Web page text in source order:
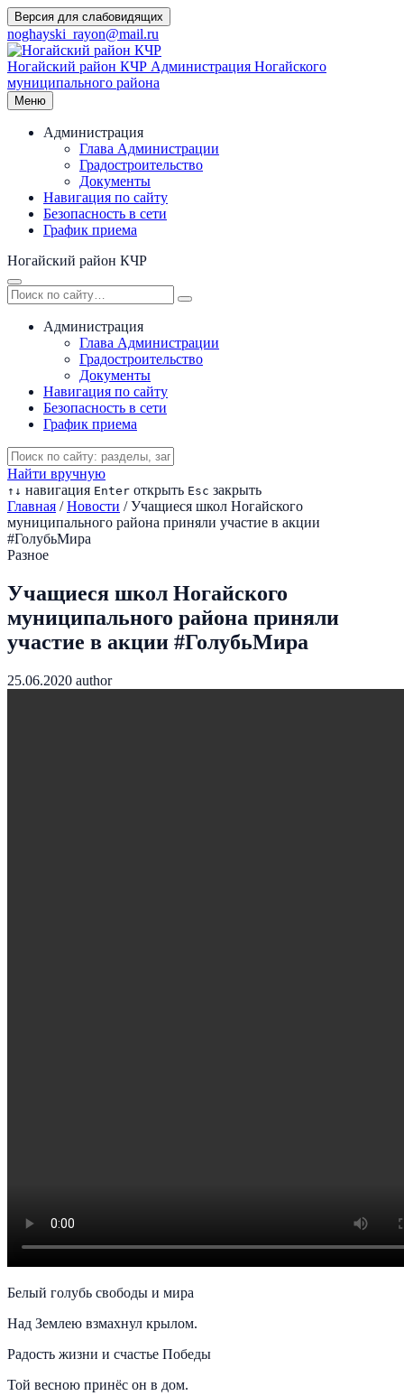
Перейти
к
содержимому
Версия для слабовидящих
noghayski_rayon@mail.ru
Ногайский район КЧР Администрация Ногайского
муниципального района
Меню
Администрация
Глава Администрации
Градостроительство
Документы
Навигация по сайту
Безопасность в сети
График приема
Ногайский район КЧР
Администрация
Глава Администрации
Градостроительство
Документы
Навигация по сайту
Безопасность в сети
График приема
Найти вручную
↑ ↓ навигация Enter открыть Esc закрыть
Главная / Новости / Учащиеся школ Ногайского
муниципального района приняли участие в акции
#ГолубьМира
Разное
Учащиеся школ Ногайского
муниципального района приняли
участие в акции #ГолубьМира
25.06.2020 author
Белый голубь свободы и мира
Над Землею взмахнул крылом.
Радость жизни и счастье Победы
Той весною принёс он в дом.